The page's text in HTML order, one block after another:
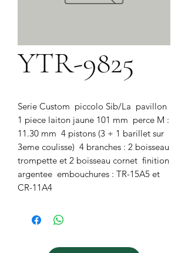
YTR-9825
Serie Custom  piccolo Sib/La  pavillon
1 piece laiton jaune 101 mm  perce M :
11.30 mm  4 pistons (3 + 1 barillet sur
3eme coulisse)  4 branches : 2 boisseau
trompette et 2 boisseau cornet  finition
argentee  embouchures : TR-15A5 et
CR-11A4